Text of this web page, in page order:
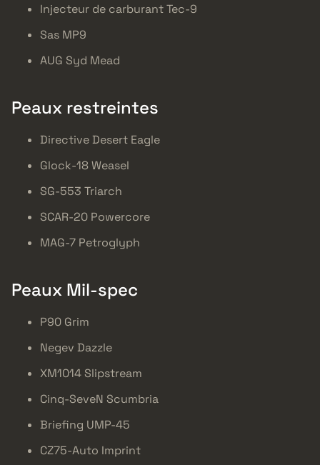
Injecteur de carburant Tec-9
Sas MP9
AUG Syd Mead
Peaux restreintes
Directive Desert Eagle
Glock-18 Weasel
SG-553 Triarch
SCAR-20 Powercore
MAG-7 Petroglyph
Peaux Mil-spec
P90 Grim
Negev Dazzle
XM1014 Slipstream
Cinq-SeveN Scumbria
Briefing UMP-45
CZ75-Auto Imprint